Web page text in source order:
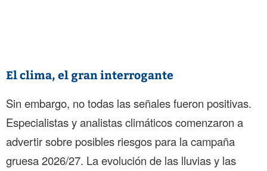
El clima, el gran interrogante
Sin embargo, no todas las señales fueron positivas.
Especialistas y analistas climáticos comenzaron a
advertir sobre posibles riesgos para la campaña
gruesa 2026/27. La evolución de las lluvias y las